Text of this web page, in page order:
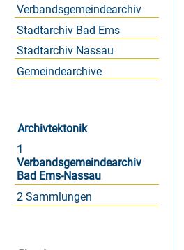
Verbandsgemeindearchiv
Stadtarchiv Bad Ems
Stadtarchiv Nassau
Gemeindearchive
Archivtektonik
1
Verbandsgemeindearchiv
Bad Ems-Nassau
2 Sammlungen